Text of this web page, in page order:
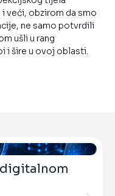
veći, obzirom da smo
ne samo potvrdili
ušli u rang
i šire u ovoj oblasti.